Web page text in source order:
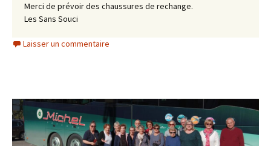
Merci de prévoir des chaussures de rechange.
Les Sans Souci
Laisser un commentaire